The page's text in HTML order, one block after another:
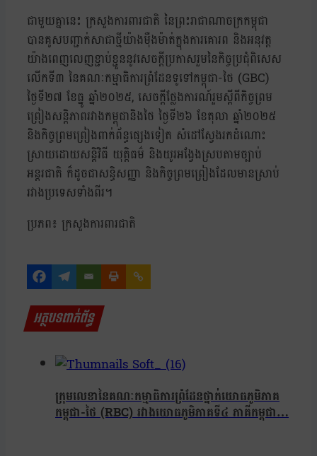
ជាមួយគ្នានេះ ក្រសួងការពារជាតិ នៃព្រះរាជាណាចក្រកម្ពុជា
បានគូសបញ្ជាក់សាជាថ្មីយ៉ាងម៉ឺងម៉ាត់ក្នុងការគោរព និងអនុវត្ត
យ៉ាងពេញលេញខ្ជាប់ខ្ជួននូវសេចក្តីប្រកាសរួមនៃកិច្ចប្រជុំពិសេស
លើកទី៣ នៃគណៈកម្មាធិការព្រំដែនទូទៅកម្ពុជា-ថៃ (GBC)
ថ្ងៃទី២៧ ខែធ្នូ ឆ្នាំ២០២៥, សេចក្តីថ្លែងការណ៍រួមស្តីពីកិច្ចព្រម
ព្រៀងសន្តិភាពរវាងកម្ពុជានិងថៃ ថ្ងៃទី២៦ ខែតុលា ឆ្នាំ២០២៥
និងកិច្ចព្រមព្រៀងពាក់ព័ន្ធផ្សេងទៀត សំដៅស្វែងរកដំណោះ
ស្រាយដោយសន្តិវិធី យុត្តិធម៌ និងយូរអង្វែងស្របតាមច្បាប់
អន្តរជាតិ ក៏ដូចជាសន្ធិសញ្ញា និងកិច្ចព្រមព្រៀងដែលមានស្រាប់
រវាងប្រទេសទាំងពីរ។
ប្រភព៖ ក្រសួងការពារជាតិ
អត្ថបទពាក់ព័ន្ធ
ក្រុមលេខានៃគណៈកម្មាធិការព្រំដែនថ្នាក់យោធភូមិភាគ
កម្ពុជា-ថៃ (RBC) រវាងយោធភូមិភាគទី៤ ភាគីកម្ពុជា…